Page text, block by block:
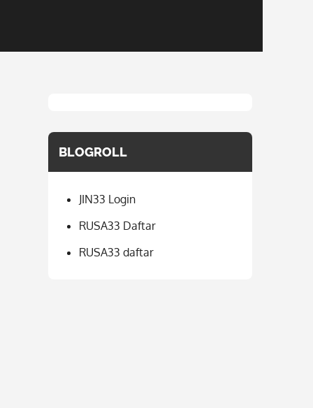
BLOGROLL
JIN33 Login
RUSA33 Daftar
RUSA33 daftar